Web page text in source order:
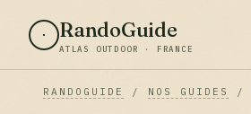
RandoGuide
ATLAS OUTDOOR · FRANCE
RANDOGUIDE / NOS GUIDES /